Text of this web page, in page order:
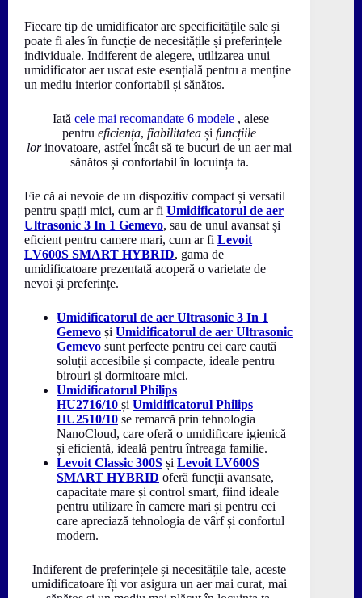
Fiecare tip de umidificator are specificitățile sale și
poate fi ales în funcție de necesitățile și preferințele
individuale. Indiferent de alegere, utilizarea unui
umidificator aer uscat este esențială pentru a menține
un mediu interior confortabil și sănătos.
Iatăcele mai recomandate 6 modele , alese
pentrueficiența,fiabilitatea șifuncțiile
lorinovatoare, astfel încât să te bucuri de un aer mai
sănătos și confortabil în locuința ta.
Fie că ai nevoie de un dispozitiv compact și versatil
pentru spații mici, cum ar fi Umidificatorul de aer
Ultrasonic 3 In 1 Gemevo, sau de unul avansat și
eficient pentru camere mari, cum ar fi Levoit
LV600S SMART HYBRID, gama de
umidificatoare prezentată acoperă o varietate de
nevoi și preferințe.
Umidificatorul de aer Ultrasonic 3 In 1
Gemevo și Umidificatorul de aer Ultrasonic
Gemevo sunt perfecte pentru cei care caută
soluții accesibile și compacte, ideale pentru
birouri și dormitoare mici.
Umidificatorul Philips
HU2716/10 și Umidificatorul Philips
HU2510/10 se remarcă prin tehnologia
NanoCloud, care oferă o umidificare igienică
și eficientă, ideală pentru întreaga familie.
Levoit Classic 300S și Levoit LV600S
SMART HYBRID oferă funcții avansate,
capacitate mare și control smart, fiind ideale
pentru utilizare în camere mari și pentru cei
care apreciază tehnologia de vârf și confortul
modern.
Indiferent de preferințele și necesitățile tale, aceste
umidificatoare îți vor asigura un aer mai curat, mai